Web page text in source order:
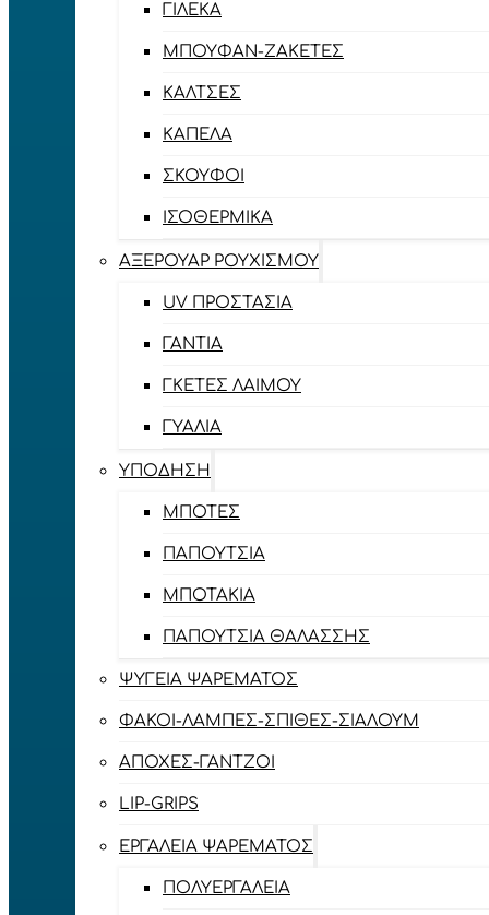
ΓΙΛΈΚΑ
ΜΠΟΥΦΆΝ-ΖΑΚΈΤΕΣ
ΚΆΛΤΣΕΣ
ΚΑΠΈΛΑ
ΣΚΟΎΦΟΙ
ΙΣΟΘΕΡΜΙΚΆ
ΑΞΕΡΟΥΆΡ ΡΟΥΧΙΣΜΟΎ
UV ΠΡΟΣΤΑΣΊΑ
ΓΆΝΤΙΑ
ΓΚΈΤΕΣ ΛΑΊΜΟΥ
ΓΥΑΛΙΆ
ΥΠΌΔΗΣΗ
ΜΠΌΤΕΣ
ΠΑΠΟΎΤΣΙΑ
ΜΠΟΤΆΚΙΑ
ΠΑΠΟΎΤΣΙΑ ΘΑΛΆΣΣΗΣ
ΨΥΓΕΊΑ ΨΑΡΈΜΑΤΟΣ
ΦΑΚΟΊ-ΛΆΜΠΕΣ-ΣΠΊΘΕΣ-ΣΊΑΛΟΥΜ
ΑΠΌΧΕΣ-ΓΆΝΤΖΟΙ
LIP-GRIPS
EΡΓΑΛΕΊΑ ΨΑΡΈΜΑΤΟΣ
ΠΟΛΥΕΡΓΑΛΕΊΑ